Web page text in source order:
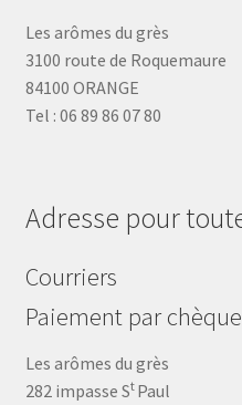
Les arômes du grès
3100 route de Roquemaure
84100 ORANGE
Tel : 06 89 86 07 80
Adresse pour
Courriers
Paiement par chèque
Les arômes du grès
282 impasse St Paul